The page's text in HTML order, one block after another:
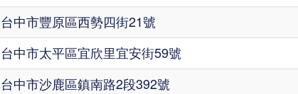
台中市豐原區西勢四街21號
台中市太平區宜欣里宜安街59號
台中市沙鹿區鎮南路2段392號